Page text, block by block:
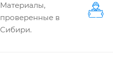
Материалы,
проверенные в
Сибири.